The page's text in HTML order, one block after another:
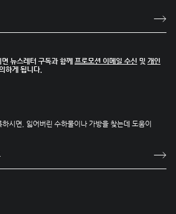
뉴스레터 구독과 함께 프로모션 이메일 수신 및 개인
하게 됩니다.
시면, 잃어버린 수하물이나 가방을 찾는데 도움이